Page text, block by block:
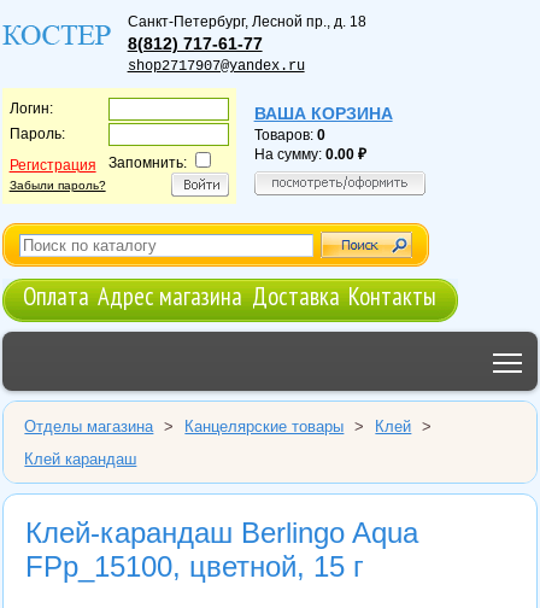
Санкт-Петербург, Лесной пр., д. 18
8(812) 717-61-77
shop2717907@yandex.ru
Логин:
Пароль:
Регистрация
Забыли пароль?
Запомнить:
ВАША КОРЗИНА
Товаров: 0
На сумму: 0.00
Оплата Адрес магазина Доставка Контакты
Отделы магазина > Канцелярские товары > Клей
>
Клей карандаш
Клей-карандаш Berlingo Aqua
FPp_15100, цветной, 15 г